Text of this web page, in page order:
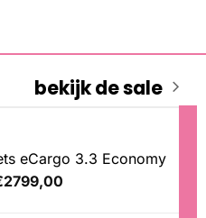
bekijk de sale
eCargo 3.3 Economy
2799,00Huidige